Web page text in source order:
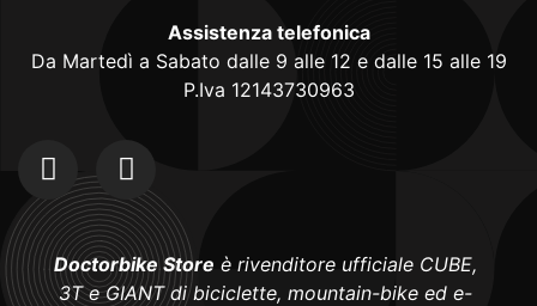
Assistenza telefonica
Da Martedì a Sabato dalle 9 alle 12 e dalle 15 alle 19
P.Iva 12143730963
Doctorbike Store è rivenditore ufficiale CUBE,
3T e GIANT di biciclette, mountain-bike ed e-